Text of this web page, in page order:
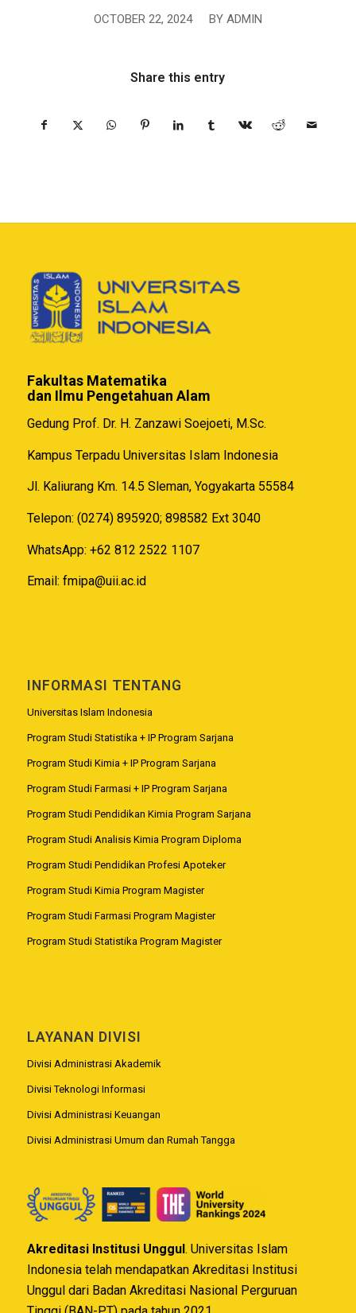
OCTOBER 22, 2024
/ BY ADMIN
Share this entry
Fakultas Matematika
dan Ilmu Pengetahuan Alam
Gedung Prof. Dr. H. Zanzawi Soejoeti, M.Sc.
Kampus Terpadu Universitas Islam Indonesia
Jl. Kaliurang Km. 14.5 Sleman, Yogyakarta 55584
Telepon: (0274) 895920; 898582 Ext 3040
WhatsApp: +62 812 2522 1107
Email: fmipa@uii.ac.id
INFORMASI TENTANG
Universitas Islam Indonesia
Program Studi Statistika + IP Program Sarjana
Program Studi Kimia + IP Program Sarjana
Program Studi Farmasi + IP Program Sarjana
Program Studi Pendidikan Kimia Program Sarjana
Program Studi Analisis Kimia Program Diploma
Program Studi Pendidikan Profesi Apoteker
Program Studi Kimia Program Magister
Program Studi Farmasi Program Magister
Program Studi Statistika Program Magister
LAYANAN DIVISI
Divisi Administrasi Akademik
Divisi Teknologi Informasi
Divisi Administrasi Keuangan
Divisi Administrasi Umum dan Rumah Tangga
Akreditasi Institusi Unggul. Universitas Islam
Indonesia telah mendapatkan Akreditasi Institusi
Unggul dari Badan Akreditasi Nasional Perguruan